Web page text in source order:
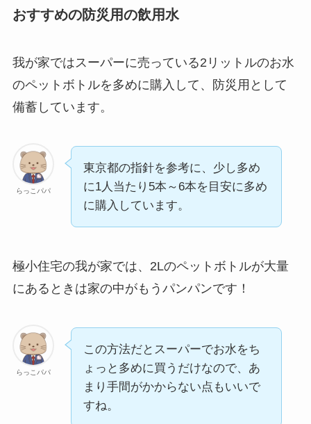
おすすめの防災用の飲用水
我が家ではスーパーに売っている2リットルのお水
のペットボトルを多めに購入して、防災用として
備蓄しています。
らっこパパ
東京都の指針を参考に、少し多め
に1人当たり5本～6本を目安に多め
に購入しています。
極小住宅の我が家では、2Lのペットボトルが大量
にあるときは家の中がもうパンパンです！
らっこパパ
この方法だとスーパーでお水をち
ょっと多めに買うだけなので、あ
まり手間がかからない点もいいで
すね。